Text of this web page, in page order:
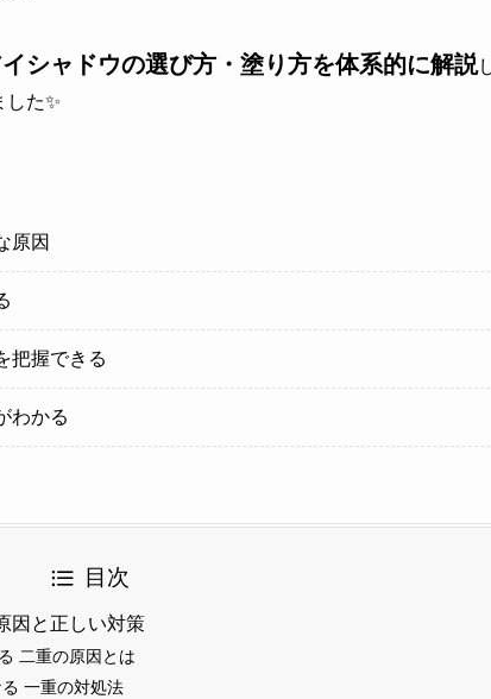
シャドウの選び方・塗り方を体系的に解説
た✨
原因
把握できる
わかる
目次
因と正しい対策
二重の原因とは
一重の対処法